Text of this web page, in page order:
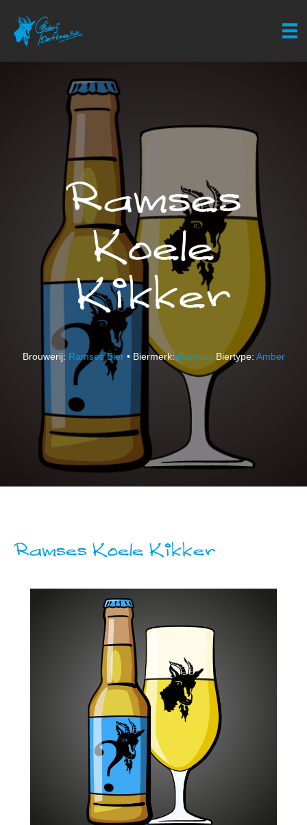
Ramses
Koele
Kikker
Brouwerij: Ramses Bier• Biermerk:RamsesBiertype: Amber
Ramses Koele Kikker